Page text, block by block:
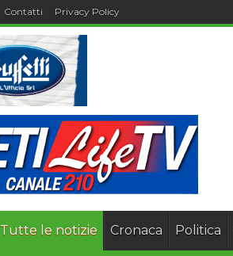
Contatti Privacy Policy
Tutte le notizie Cronaca Politica